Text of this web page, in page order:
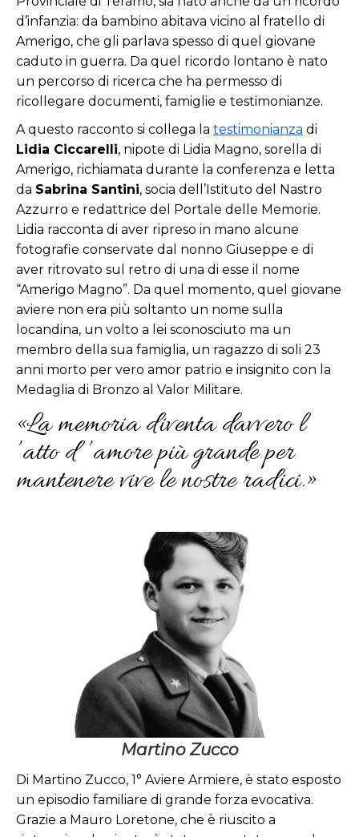
d’infanzia: da bambino abitava vicino al fratello di
Amerigo, che gli parlava spesso di quel giovane
caduto in guerra. Da quel ricordo lontano è nato
un percorso di ricerca che ha permesso di
ricollegare documenti, famiglie e testimonianze.
A questo racconto si collega la testimonianza di
Lidia Ciccarelli, nipote di Lidia Magno, sorella di
Amerigo, richiamata durante la conferenza e letta
da Sabrina Santini, socia dell’Istituto del Nastro
Azzurro e redattrice del Portale delle Memorie.
Lidia racconta di aver ripreso in mano alcune
fotografie conservate dal nonno Giuseppe e di
aver ritrovato sul retro di una di esse il nome
“Amerigo Magno”. Da quel momento, quel giovane
aviere non era più soltanto un nome sulla
locandina, un volto a lei sconosciuto ma un
membro della sua famiglia, un ragazzo di soli 23
anni morto per vero amor patrio e insignito con la
Medaglia di Bronzo al Valor Militare.
«La memoria diventa davvero l
’atto d ’amore più grande per
mantenere vive le nostre radici.»
Martino
Zucco
1° Aviere Armiere
Medaglia di Bronzo al Valor
Militare
Martino Zucco
Di Martino Zucco, 1° Aviere Armiere, è stato esposto
un episodio familiare di grande forza evocativa.
Grazie a Mauro Loretone, che è riuscito a